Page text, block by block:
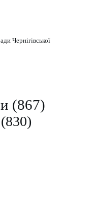
Чернігівської
(867)
(830)